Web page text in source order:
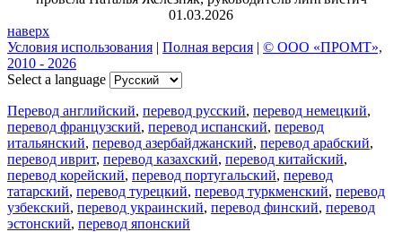
01.03.2026
наверх
Условия использования | Полная версия | © ООО «ПРОМТ»,
2010 - 2026
Select a language
Перевод английский, перевод русский, перевод немецкий,
перевод французский, перевод испанский, перевод
итальянский, перевод азербайджанский, перевод арабский,
перевод иврит, перевод казахский, перевод китайский,
перевод корейский, перевод португальский, перевод
татарский, перевод турецкий, перевод туркменский, перевод
узбекский, перевод украинский, перевод финский, перевод
эстонский, перевод японский